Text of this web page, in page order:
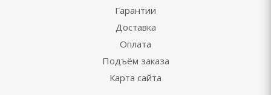
Гарантии
Доставка
Оплата
Подъём заказа
Карта сайта